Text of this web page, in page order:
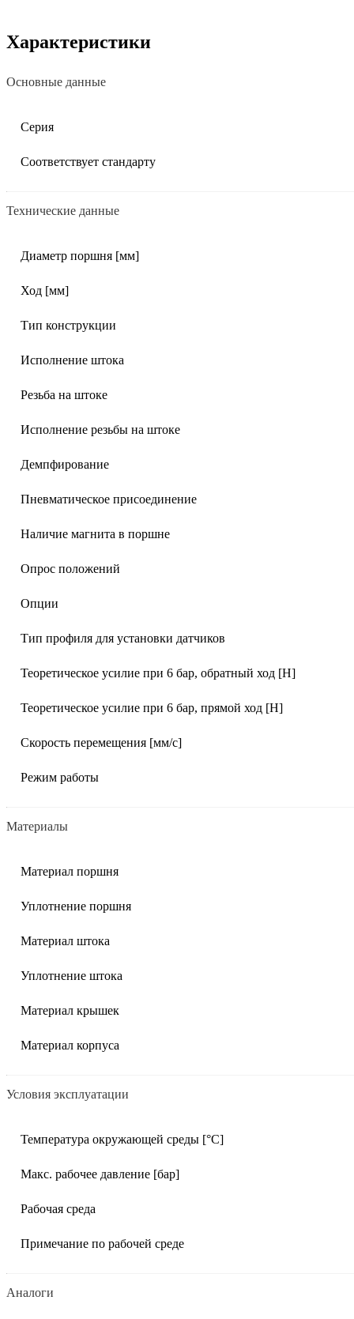
Характеристики
Основные данные
Серия
Соответствует стандарту
Технические данные
Диаметр поршня [мм]
Ход [мм]
Тип конструкции
Исполнение штока
Резьба на штоке
Исполнение резьбы на штоке
Демпфирование
Пневматическое присоединение
Наличие магнита в поршне
Опрос положений
Опции
Тип профиля для установки датчиков
Теоретическое усилие при 6 бар, обратный ход [Н]
Теоретическое усилие при 6 бар, прямой ход [Н]
Скорость перемещения [мм/с]
Режим работы
Материалы
Материал поршня
Уплотнение поршня
Материал штока
Уплотнение штока
Материал крышек
Материал корпуса
Условия эксплуатации
Температура окружающей среды [°C]
Макс. рабочее давление [бар]
Рабочая среда
Примечание по рабочей среде
Аналоги